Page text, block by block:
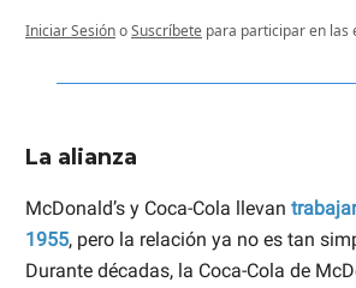
Iniciar SesiónoSuscríbete para participar en las
La alianza
McDonald’s y Coca-Cola llevan
1955, pero la relación ya no es tan
Durante décadas, la Coca-Cola de